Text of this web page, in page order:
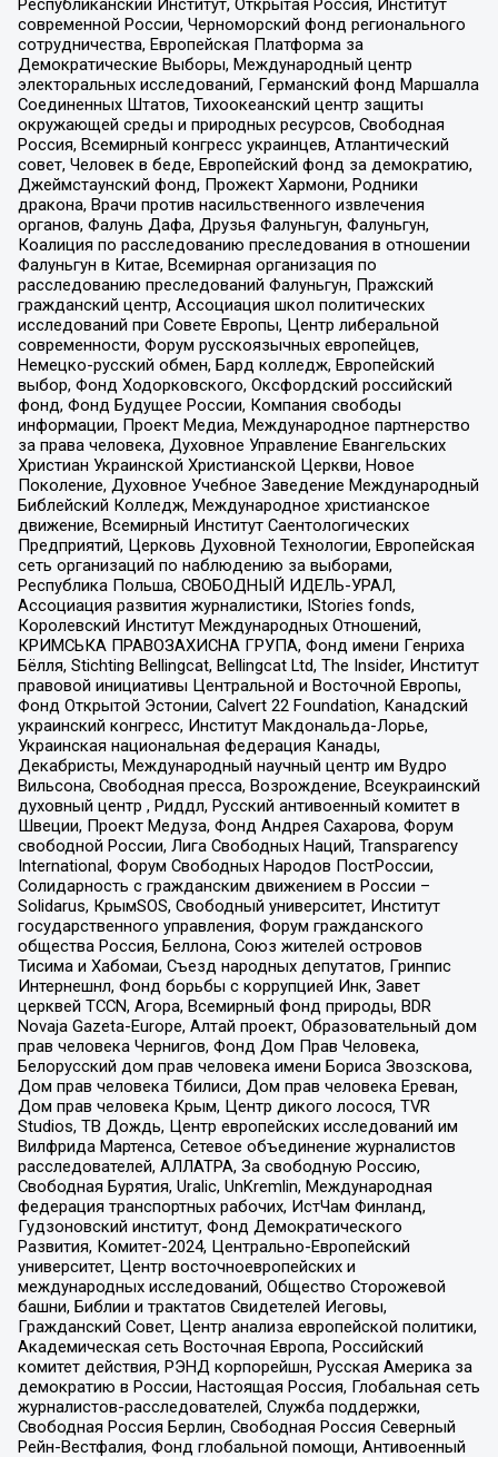
Республиканский Институт, Открытая Россия, Институт
современной России, Черноморский фонд регионального
сотрудничества, Европейская Платформа за
Демократические Выборы, Международный центр
электоральных исследований, Германский фонд Маршалла
Соединенных Штатов, Тихоокеанский центр защиты
окружающей среды и природных ресурсов, Свободная
Россия, Всемирный конгресс украинцев, Атлантический
совет, Человек в беде, Европейский фонд за демократию,
Джеймстаунский фонд, Прожект Хармони, Родники
дракона, Врачи против насильственного извлечения
органов, Фалунь Дафа, Друзья Фалуньгун, Фалуньгун,
Коалиция по расследованию преследования в отношении
Фалуньгун в Китае, Всемирная организация по
расследованию преследований Фалуньгун, Пражский
гражданский центр, Ассоциация школ политических
исследований при Совете Европы, Центр либеральной
современности, Форум русскоязычных европейцев,
Немецко-русский обмен, Бард колледж, Европейский
выбор, Фонд Ходорковского, Оксфордский российский
фонд, Фонд Будущее России, Компания свободы
информации, Проект Медиа, Международное партнерство
за права человека, Духовное Управление Евангельских
Христиан Украинской Христианской Церкви, Новое
Поколение, Духовное Учебное Заведение Международный
Библейский Колледж, Международное христианское
движение, Всемирный Институт Саентологических
Предприятий, Церковь Духовной Технологии, Европейская
сеть организаций по наблюдению за выборами,
Республика Польша, СВОБОДНЫЙ ИДЕЛЬ-УРАЛ,
Ассоциация развития журналистики, IStories fonds,
Королевский Институт Международных Отношений,
КРИМСЬКА ПРАВОЗАХИСНА ГРУПА, Фонд имени Генриха
Бёлля, Stichting Bellingcat, Bellingcat Ltd, The Insider, Институт
правовой инициативы Центральной и Восточной Европы,
Фонд Открытой Эстонии, Calvert 22 Foundation, Канадский
украинский конгресс, Институт Макдональда-Лорье,
Украинская национальная федерация Канады,
Декабристы, Международный научный центр им Вудро
Вильсона, Свободная пресса, Возрождение, Всеукраинский
духовный центр , Риддл, Русский антивоенный комитет в
Швеции, Проект Медуза, Фонд Андрея Сахарова, Форум
свободной России, Лига Свободных Наций, Transparеncy
International, Форум Свободных Народов ПостРоссии,
Солидарность с гражданским движением в России –
Solidarus, КрымSOS, Свободный университет, Институт
государственного управления, Форум гражданского
общества Россия, Беллона, Союз жителей островов
Тисима и Хабомаи, Съезд народных депутатов, Гринпис
Интернешнл, Фонд борьбы с коррупцией Инк, Завет
церквей TCCN, Агора, Всемирный фонд природы, BDR
Novaja Gazeta-Europe, Алтай проект, Образовательный дом
прав человека Чернигов, Фонд Дом Прав Человека,
Белорусский дом прав человека имени Бориса Звозскова,
Дом прав человека Тбилиси, Дом прав человека Ереван,
Дом прав человека Крым, Центр дикого лосося, TVR
Studios, ТВ Дождь, Центр европейских исследований им
Вилфрида Мартенса, Сетевое объединение журналистов
расследователей, АЛЛАТРА, За свободную Россию,
Свободная Бурятия, Uralic, UnKremlin, Международная
федерация транспортных рабочих, ИстЧам Финланд,
Гудзоновский институт, Фонд Демократического
Развития, Комитет-2024, Центрально-Европейский
университет, Центр восточноевропейских и
международных исследований, Общество Сторожевой
башни, Библии и трактатов Свидетелей Иеговы,
Гражданский Совет, Центр анализа европейской политики,
Академическая сеть Восточная Европа, Российский
комитет действия, РЭНД корпорейшн, Русская Америка за
демократию в России, Настоящая Россия, Глобальная сеть
журналистов-расследователей, Служба поддержки,
Свободная Россия Берлин, Свободная Россия Северный
Рейн-Вестфалия, Фонд глобальной помощи, Антивоенный